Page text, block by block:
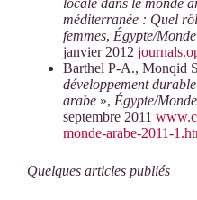
locale dans le monde
méditerranée : Quel
femmes, Égypte/
janvier 2012
Barthel P-A., Monqid
développement
arabe », Égypte/
septembre 2011
monde-arabe-2011-
Quelques articles publiés